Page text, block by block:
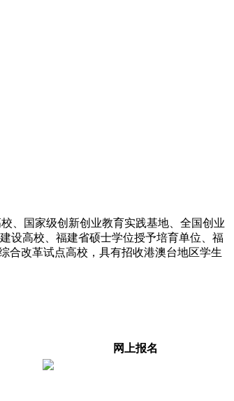
、国家级创新创业教育实践基地、全国创业
设高校、福建省硕士学位授予培育单位、福
合改革试点高校，具有招收港澳台地区学生
网上报名